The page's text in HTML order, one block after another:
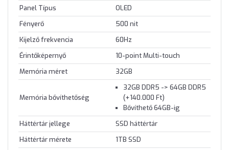
Panel Típus
OLED
Fényerő
500 nit
Kijelző frekvencia
60Hz
Érintőképernyő
10-point Multi-touch
Memória méret
32GB
Memória bővíthetőség
32GB DDR5 -> 64GB DDR5
(+140.000 Ft)
Bővíthető 64GB-ig
Háttértár jellege
SSD háttértár
Háttértár mérete
1TB SSD